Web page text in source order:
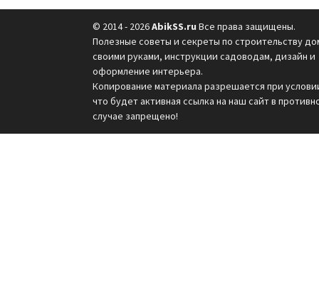
© 2014 - 2026AbikSS.ru Все права защищены.
Полезные советы и секреты по строительству
своими руками, инструкции садоводам, дизайн и
оформление интерьера.
Копирование материала разрешается при
что будет активная ссылка на наш сайт в
случае запрещено!